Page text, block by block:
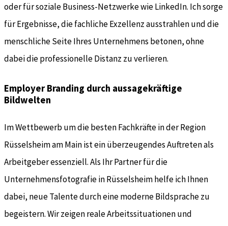
oder für soziale Business-Netzwerke wie LinkedIn. Ich sorge
für Ergebnisse, die fachliche Exzellenz ausstrahlen und die
menschliche Seite Ihres Unternehmens betonen, ohne
dabei die professionelle Distanz zu verlieren.
Employer Branding durch aussagekräftige
Bildwelten
Im Wettbewerb um die besten Fachkräfte in der Region
Rüsselsheim am Main ist ein überzeugendes Auftreten als
Arbeitgeber essenziell. Als Ihr Partner für die
Unternehmensfotografie in Rüsselsheim helfe ich Ihnen
dabei, neue Talente durch eine moderne Bildsprache zu
begeistern. Wir zeigen reale Arbeitssituationen und